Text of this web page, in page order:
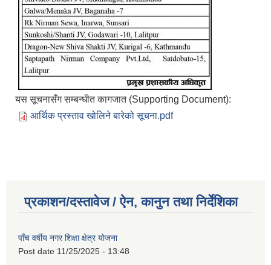
यस सूचनासँग सम्बन्धीत कागजात (Supporting Document):
आर्थिक प्रस्ताव खोलिने बारेको सूचना.pdf
प्रकाशन/दस्तावेज / ऐन, कानुन तथा निर्देशिका
पाँच वर्षीय नगर शिक्षा क्षेत्र योजना
Post date 11/25/2025 - 13:48